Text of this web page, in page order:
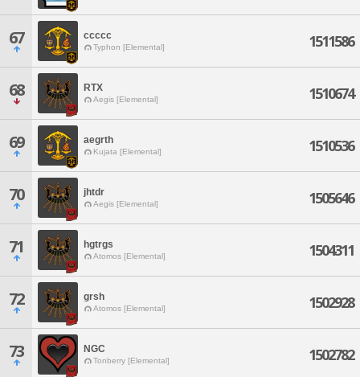
67 ccccc
Typhon [Elemental] 1511586
68 RTX
Aegis [Elemental] 1510674
69 aegrth
Kujata [Elemental] 1510536
70 jhtdr
Aegis [Elemental] 1505646
71 hgtrgs
Atomos [Elemental] 1504311
72 grsh
Atomos [Elemental] 1502928
73 NGC
Tonberry [Elemental] 1502782